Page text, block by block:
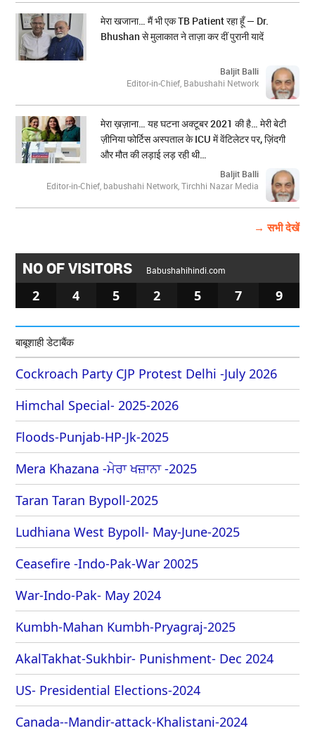
मेरा खजाना… मैं भी एक TB Patient रहा हूँ — Dr.
Bhushan से मुलाकात ने ताज़ा कर दीं पुरानी यादें
Baljit Balli
Editor-in-Chief, Babushahi Network
मेरा ख़ज़ाना… यह घटना अक्टूबर 2021 की है… मेरी बेटी
ज़ीनिया फोर्टिस अस्पताल के ICU में वेंटिलेटर पर, ज़िंदगी
और मौत की लड़ाई लड़ रही थी…
Baljit Balli
Editor-in-Chief, babushahi Network, Tirchhi Nazar Media
→ सभी देखें
NO OF VISITORS Babushahihindi.com
2 4 5 2 5 7 9
बाबूशाही डेटाबैंक
Cockroach Party CJP Protest Delhi -July 2026
Himchal Special- 2025-2026
Floods-Punjab-HP-Jk-2025
Mera Khazana -ਮੇਰਾ ਖਜ਼ਾਨਾ -2025
Taran Taran Bypoll-2025
Ludhiana West Bypoll- May-June-2025
Ceasefire -Indo-Pak-War 20025
War-Indo-Pak- May 2024
Kumbh-Mahan Kumbh-Pryagraj-2025
AkalTakhat-Sukhbir- Punishment- Dec 2024
US- Presidential Elections-2024
Canada--Mandir-attack-Khalistani-2024